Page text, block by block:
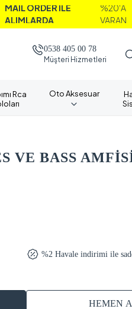
İLE
%20'A
VARAN
0538 405 00 78
Müşteri Hizmetleri
Rca
Oto Aksesuar
VE BASS
%2 Havale indirimi ile
HEMEN